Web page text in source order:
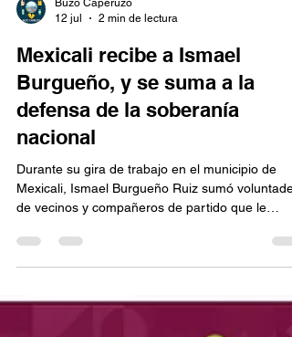
Buzo Caperuzo
12 jul
2 min de lectura
Mexicali recibe a Ismael
Burgueño, y se suma a la
defensa de la soberanía
nacional
Durante su gira de trabajo en el municipio de
Mexicali, Ismael Burgueño Ruiz sumó voluntades
recibieron durante sus Asambleas Informativas,